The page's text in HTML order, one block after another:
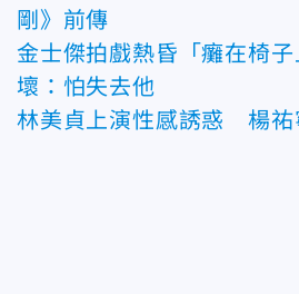
剛》前傳
金士傑拍戲熱昏「癱在椅
壞：怕失去他
林美貞上演性感誘惑 楊祐